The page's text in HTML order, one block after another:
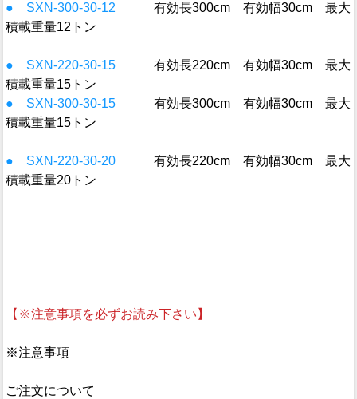
● SXN-300-30-12
有効長300cm 有効幅30cm 最大
積載重量12トン
● SXN-220-30-15
有効長220cm 有効幅30cm 最大
積載重量15トン
● SXN-300-30-15
有効長300cm 有効幅30cm 最大
積載重量15トン
● SXN-220-30-20
有効長220cm 有効幅30cm 最大
積載重量20トン
【※注意事項を必ずお読み下さい】
※注意事項
ご注文について